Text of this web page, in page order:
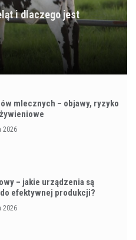
i dlaczego jest
mlecznych – objawy, ryzyko
2026
– jakie urządzenia są
efektywnej produkcji?
2026